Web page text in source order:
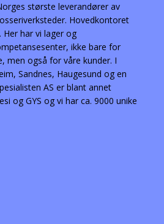
største leverandører av
Hovedkontoret
har vi lager og
ikke bare for
men også for våre kunder. I
Sandnes, Haugesund og en
AS er blant annet
og GYS og vi har ca. 9000 unike